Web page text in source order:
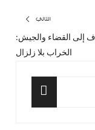
التالي
إلى القضاء والجيش:
الخراب بلا زلزال